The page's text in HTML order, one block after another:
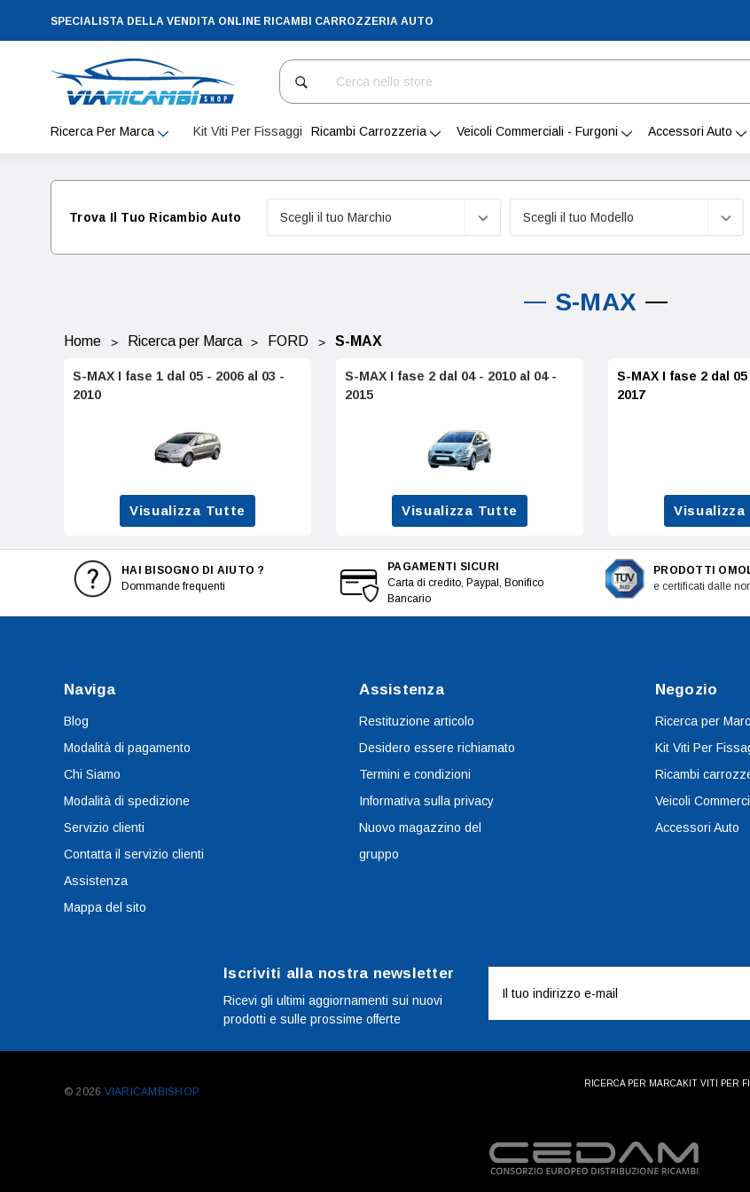
SPECIALISTA DELLA VENDITA ONLINE RICAMBI CARROZZERIA AUTO
Cerca
Ricerca Per Marca Kit Viti Per Fissaggi Ricambi Carrozzeria Veicoli Commerciali - Furgoni Accessori Auto
Trova Il Tuo Ricambio Auto
S-MAX
Home Ricerca per Marca FORD S-MAX
S-MAX I fase 1 dal 05 - 2006 al 03 -
2010
Visualizza Tutte
S-MAX I fase 2 dal 04 - 2010 al 04 -
2015
Visualizza Tutte
S-MAX I fase 2 dal
2017
Visualizza
HAI BISOGNO DI AIUTO ?
Dommande frequenti
PAGAMENTI SICURI
Carta di credito, Paypal, Bonifico
Bancario
PRODOTTI
e certificati dalle
Naviga
Blog
Modalità di pagamento
Chi Siamo
Modalità di spedizione
Servizio clienti
Contatta il servizio clienti
Assistenza
Mappa del sito
Assistenza
Restituzione articolo
Desidero essere richiamato
Termini e condizioni
Informativa sulla privacy
Nuovo magazzino del
gruppo
Negozio
Ricerca per
Kit Viti Per
Ricambi
Veicoli
Accessori Auto
Iscriviti alla nostra newsletter
Ricevi gli ultimi aggiornamenti sui nuovi
prodotti e sulle prossime offerte
mail
© 2026 VIARICAMBISHOP.
RICERCA PER MARCAKIT VITI PER